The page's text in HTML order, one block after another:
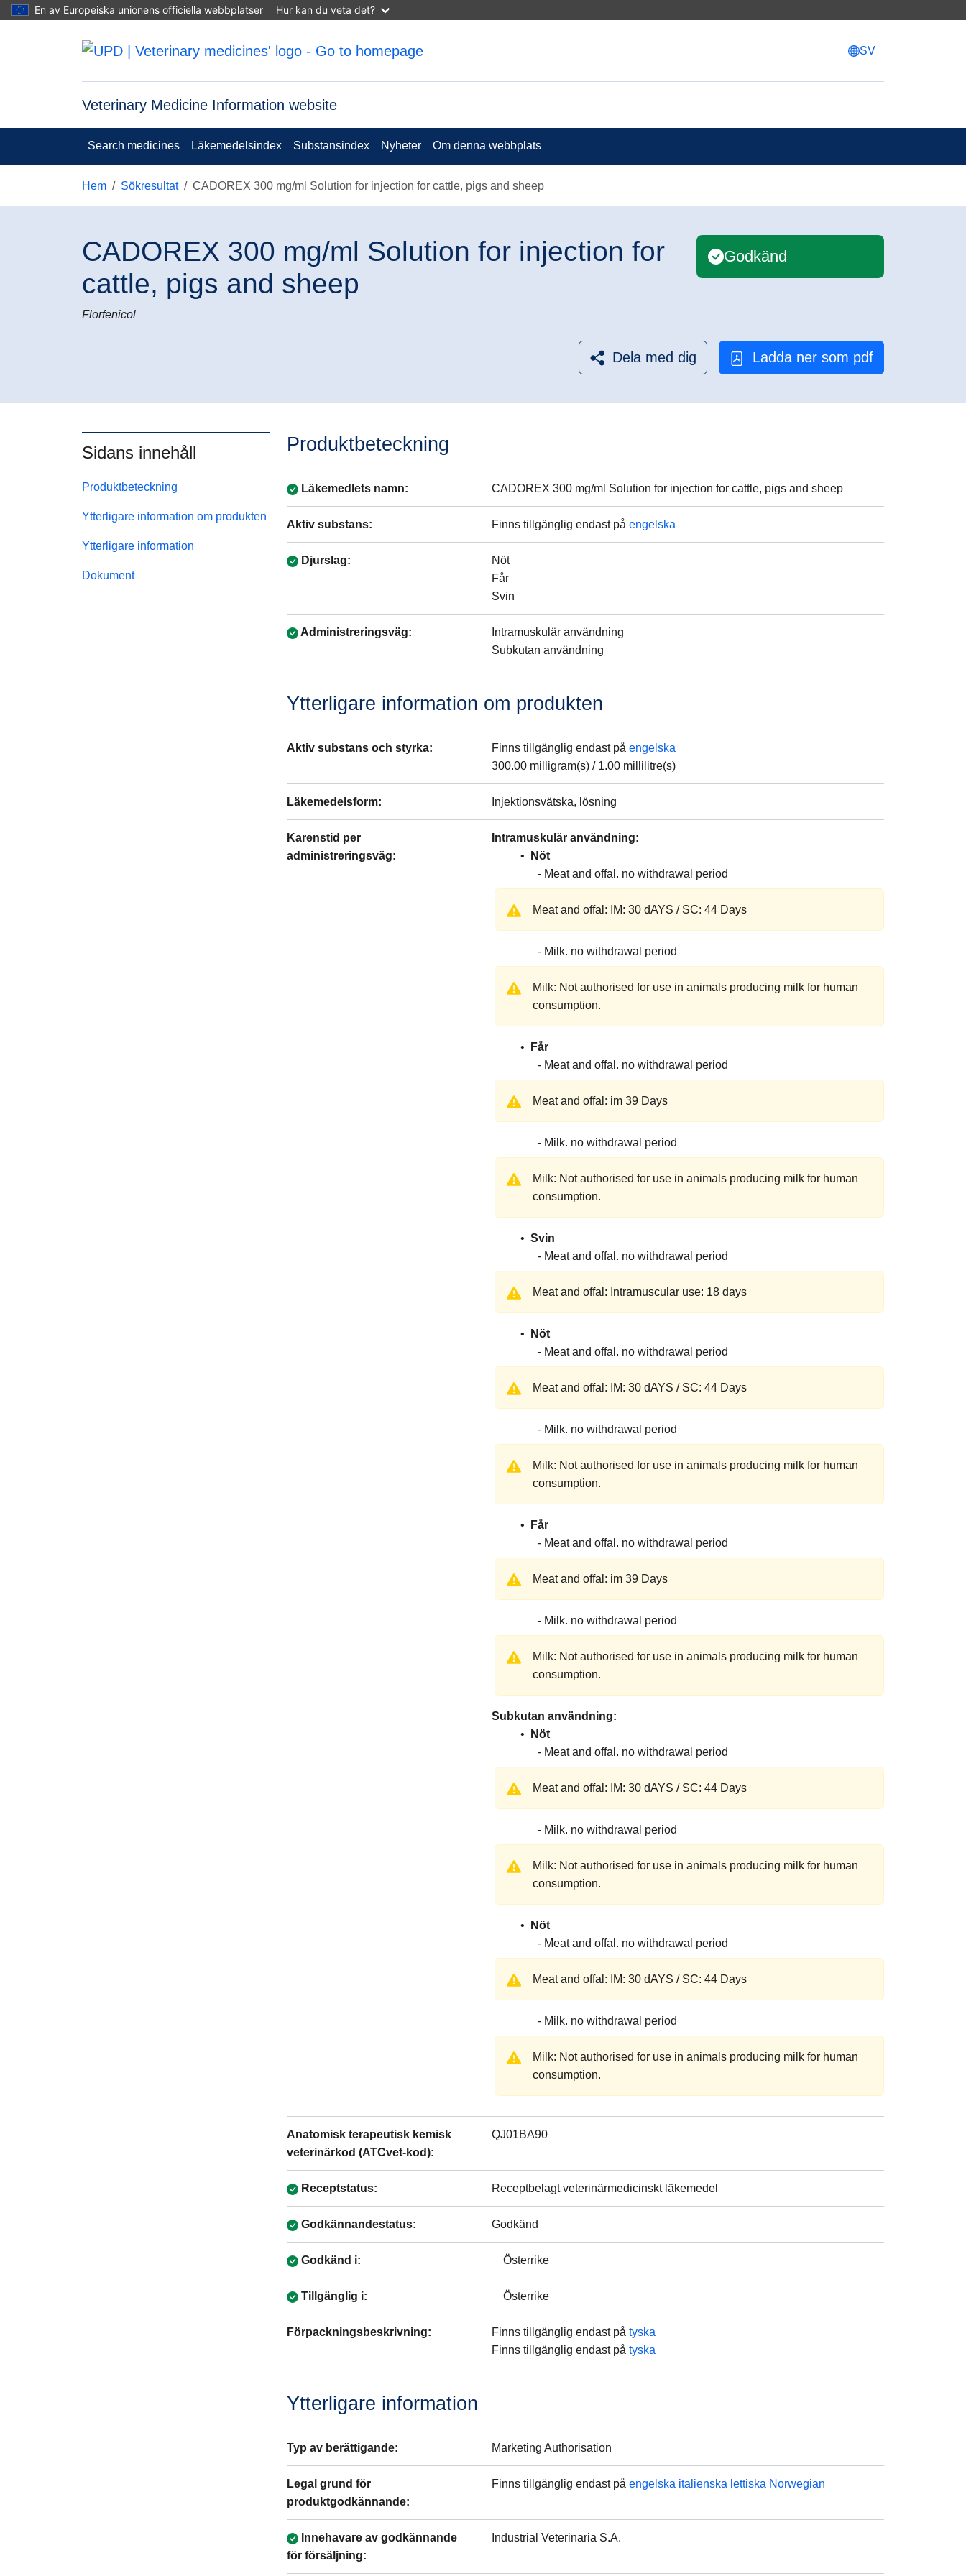
Hoppa till huvudinnehåll
En av Europeiska unionens officiella webbplatser Hur kan du veta det?
SV
Veterinary Medicine Information website
Search medicines Läkemedelsindex Substansindex Nyheter Om denna webbplats
Hem Sökresultat CADOREX 300 mg/ml Solution for injection for cattle, pigs and sheep
CADOREX 300 mg/ml Solution for injection for
cattle, pigs and sheep
Godkänd
Florfenicol
Dela med dig Ladda ner som pdf
Sidans innehåll
Produktbeteckning
Ytterligare information om produkten
Ytterligare information
Dokument
Produktbeteckning
Läkemedlets namn: CADOREX 300 mg/ml Solution for injection for cattle, pigs and sheep
Aktiv substans: Finns tillgänglig endast på engelska
Djurslag:
Nöt
Får
Svin
Administreringsväg:
Intramuskulär användning
Subkutan användning
Ytterligare information om produkten
Aktiv substans och styrka: Finns tillgänglig endast på engelska
300.00 milligram(s) / 1.00 millilitre(s)
Läkemedelsform: Injektionsvätska, lösning
Karenstid per
administreringsväg:
Intramuskulär användning
Nöt
Meat and offal
no withdrawal period
Meat and offal: IM: 30 dAYS / SC: 44 Days
Milk no withdrawal period
Milk: Not authorised for use in animals producing milk for human
consumption.
Får
Meat and offal
no withdrawal period
Meat and offal: im 39 Days
Milk no withdrawal period
Milk: Not authorised for use in animals producing milk for human
consumption.
Svin
Meat and offal
no withdrawal period
Meat and offal: Intramuscular use: 18 days
Nöt
Meat and offal
no withdrawal period
Meat and offal: IM: 30 dAYS / SC: 44 Days
Milk no withdrawal period
Milk: Not authorised for use in animals producing milk for human
consumption.
Får
Meat and offal
no withdrawal period
Meat and offal: im 39 Days
Milk no withdrawal period
Milk: Not authorised for use in animals producing milk for human
consumption.
Subkutan användning
Nöt
Meat and offal
no withdrawal period
Meat and offal: IM: 30 dAYS / SC: 44 Days
Milk no withdrawal period
Milk: Not authorised for use in animals producing milk for human
consumption.
Nöt
Meat and offal
no withdrawal period
Meat and offal: IM: 30 dAYS / SC: 44 Days
Milk no withdrawal period
Milk: Not authorised for use in animals producing milk for human
consumption.
Anatomisk terapeutisk kemisk
veterinärkod (ATCvet-kod):
QJ01BA90
Receptstatus: Receptbelagt veterinärmedicinskt läkemedel
Godkännandestatus: Godkänd
Godkänd i: Österrike
Tillgänglig i: Österrike
Förpackningsbeskrivning: Finns tillgänglig endast på tyska
Finns tillgänglig endast på tyska
Ytterligare information
Typ av berättigande: Marketing Authorisation
Legal grund för
produktgodkännande:
Finns tillgänglig endast på engelska italienska lettiska Norwegian
Innehavare av godkännande
för försäljning:
Industrial Veterinaria S.A.